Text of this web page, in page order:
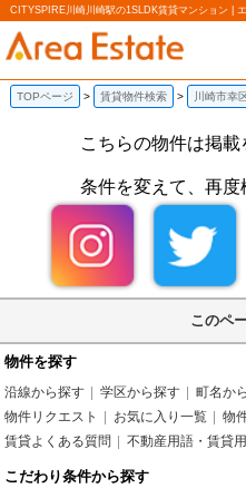
CITYSPIRE川崎川崎駅の1SLDK賃貸マンション |
TOPページ 賃貸物件検索 川崎市幸
こちらの物件は掲載
条件を変えて、再度
このペ
物件を探す
沿線から探す 学区から探す 町名か
物件リクエスト
お気に入り一覧 物
賃貸よくある質問
不動産用語・賃貸
こだわり条件から探す